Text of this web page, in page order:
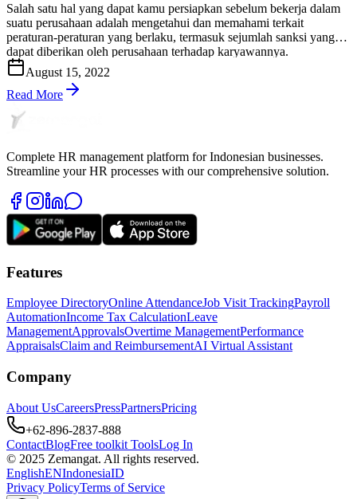
Salah satu hal yang dapat kamu persiapkan sebelum bekerja dalam
suatu perusahaan adalah mengetahui dan memahami terkait
peraturan-peraturan yang berlaku, termasuk sejumlah sanksi yang
dapat diberikan oleh perusahaan terhadap karyawannya.
Perusahaan akan memberikan sejumlah aturan untuk menciptakan
dan menjaga lingkungan kerja agar tetap aman dan nyaman.
Lingkungan kerja yang aman dan nyaman dapat mempengaruhi
kinerja […]
August 15, 2022
Read More
Complete HR management platform for Indonesian businesses.
Streamline your HR processes with our comprehensive solution.
Features
Employee DirectoryOnline AttendanceJob Visit TrackingPayroll
AutomationIncome Tax CalculationLeave
ManagementApprovalsOvertime ManagementPerformance
AppraisalsClaim and ReimbursementAI Virtual Assistant
Company
About UsCareersPressPartnersPricing
+62-896-2837-888
ContactBlogFree toolkit ToolsLog In
© 2025 Zemangat. All rights reserved.
EnglishENIndonesiaID
Privacy PolicyTerms of Service